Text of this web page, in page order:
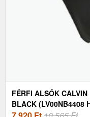
FÉRFI ALSÓK
BLACK (LV00NB4408